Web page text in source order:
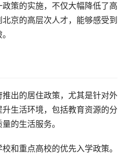
策的实施，不仅大幅降低了高
京的高层次人才，能够感受到
出的居住政策，尤其是针对外
生活环境，包括教育资源的分
的生活服务。
和重点高校的优先入学政策。